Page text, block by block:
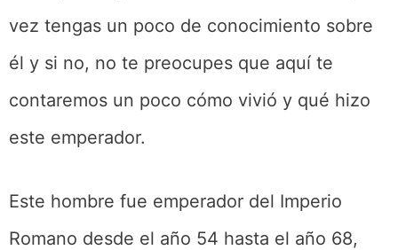
vez tengas un poco de conocimiento sobre
él y si no, no te preocupes que aquí te
contaremos un poco cómo vivió y qué hizo
este emperador.
Este hombre fue emperador del Imperio
Romano desde el año 54 hasta el año 68,